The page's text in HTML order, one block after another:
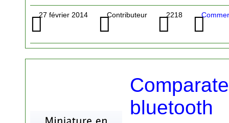
27 février 2014 Contributeur 2218
bluetooth